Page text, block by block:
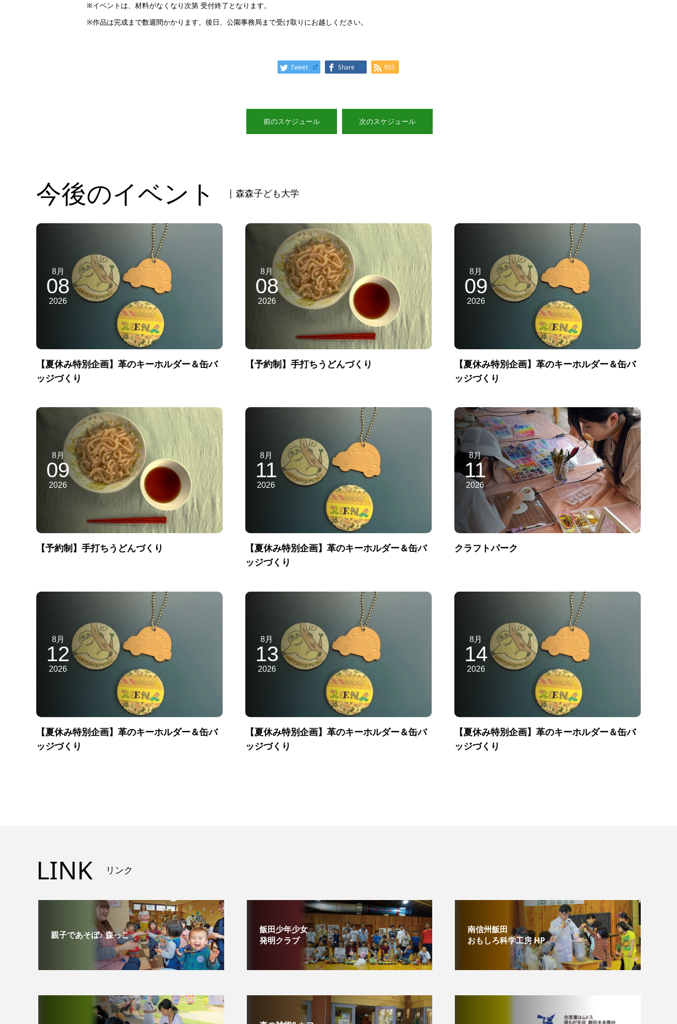
※イベントは、材料がなくなり次第 受付終了となります。
※作品は完成まで数週間かかります。後日、公園事務局まで受け取りにお越しください。
Tweet Share RSS
前のスケジュール 次のスケジュール
今後のイベント | 森森子ども大学
8月
08
2026
【夏休み特別企画】革のキーホルダー＆缶バ
ッジづくり
8月
08
2026
【予約制】手打ちうどんづくり
8月
09
2026
【夏休み特別企画】革のキーホルダー＆缶バ
ッジづくり
8月
09
2026
【予約制】手打ちうどんづくり
8月
11
2026
【夏休み特別企画】革のキーホルダー＆缶バ
ッジづくり
8月
11
2026
クラフトパーク
8月
12
2026
【夏休み特別企画】革のキーホルダー＆缶バ
ッジづくり
8月
13
2026
【夏休み特別企画】革のキーホルダー＆缶バ
ッジづくり
8月
14
2026
【夏休み特別企画】革のキーホルダー＆缶バ
ッジづくり
LINK リンク
親子であそぼ♪ 森っこ
飯田少年少女
発明クラブ
南信州飯田
おもしろ科学工房 HP